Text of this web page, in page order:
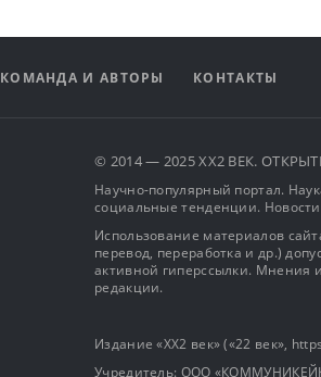
КОМАНДА И АВТОРЫ КОНТАКТЫ
© 2014 — 2025 XX2 ВЕК.
Научно-популярный портал.
социальные тенденции.
Использование материалов
перевод, переработка и др.)
активной гиперссылки. Мнения
редакции.
Издание «XX2 век» («22 век»,
Учредитель: OOO